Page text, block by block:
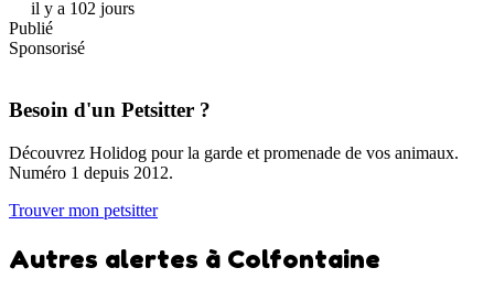
il y a 102 jours
Publié
Sponsorisé
Besoin d'un Petsitter ?
Découvrez Holidog pour la garde et promenade de vos animaux.
Numéro 1 depuis 2012.
Trouver mon petsitter
Autres alertes à Colfontaine